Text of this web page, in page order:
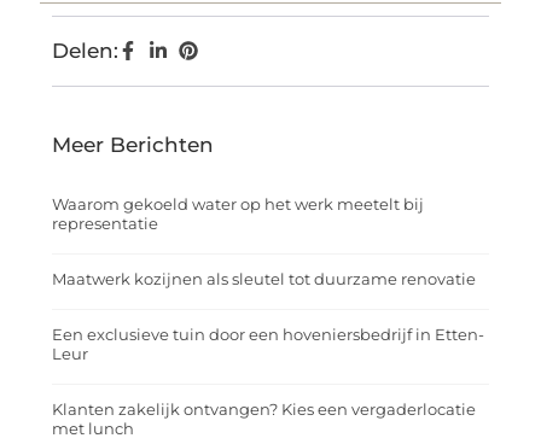
Delen:
Meer Berichten
Waarom gekoeld water op het werk meetelt bij
representatie
Maatwerk kozijnen als sleutel tot duurzame renovatie
Een exclusieve tuin door een hoveniersbedrijf in Etten-
Leur
Klanten zakelijk ontvangen? Kies een vergaderlocatie
met lunch